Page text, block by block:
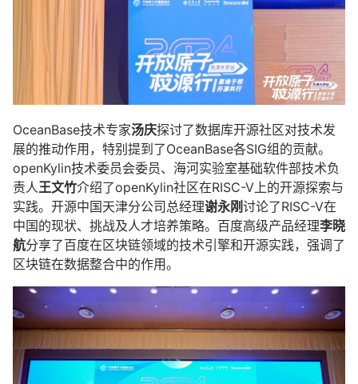
OceanBase技术专家汤庆探讨了数据库开源社区对技术发
展的推动作用，特别提到了OceanBase各SIG组的贡献。
openKylin技术委员会委员、海河实验室基础软件部技术负
责人王文竹介绍了openKylin社区在RISC-V上的开源探索与
实践。开源中国天津分公司总经理谢永刚讨论了RISC-V在
中国的现状、挑战及人才培养策略。百度高级产品经理李晓
航分享了百度在区块链领域的技术引擎和开源实践，强调了
区块链在数据整合中的作用。